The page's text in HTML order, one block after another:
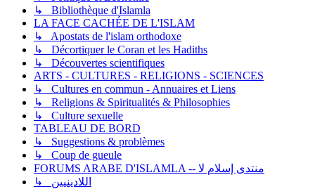
↳ Bibliothèque d'Islamla
LA FACE CACHÉE DE L'ISLAM
↳ Apostats de l'islam orthodoxe
↳ Décortiquer le Coran et les Hadiths
↳ Découvertes scientifiques
ARTS - CULTURES - RELIGIONS - SCIENCES
↳ Cultures en commun - Annuaires et Liens
↳ Religions & Spiritualités & Philosophies
↳ Culture sexuelle
TABLEAU DE BORD
↳ Suggestions & problèmes
↳ Coup de gueule
FORUMS ARABE D'ISLAMLA -- منتدى إسلام لا
↳ اللادينيين